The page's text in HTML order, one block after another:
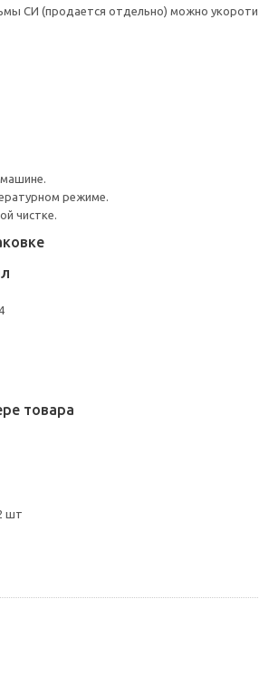
СИ (продается отдельно) можно
режиме.
чистке.
товара
шт